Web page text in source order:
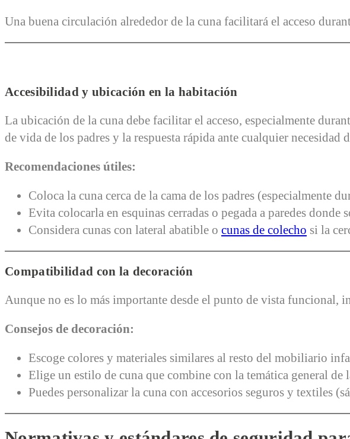
Una buena circulación alrededor de la cuna facilitará el acceso
Accesibilidad y ubicación en la habitación
La ubicación de la cuna debe facilitar el acceso, especialmente
de vida de los padres y la respuesta rápida ante cualquier necesidad
Recomendaciones útiles:
Coloca la cuna cerca de la cama de los padres (especialmente
Evita colocarla en esquinas cerradas o pegada a paredes donde
Considera cunas con lateral abatible o cunas de colecho si la
Compatibilidad con la decoración
Aunque no es lo más importante desde el punto de vista funcional,
Consejos de decoración:
Escoge colores y materiales similares al resto del mobiliario
Elige un estilo de cuna que combine con la temática general
Puedes personalizar la cuna con accesorios seguros y textiles